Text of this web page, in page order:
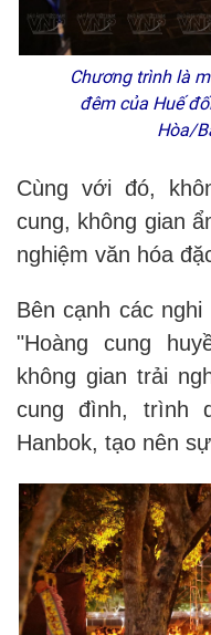
Chương trình là
đêm của Huế
Hòa/
Cùng với đó,
cung, không gian
nghiệm văn hóa
Bên cạnh các
"Hoàng cung
không gian trải
cung đình, trình
Hanbok, tạo nên